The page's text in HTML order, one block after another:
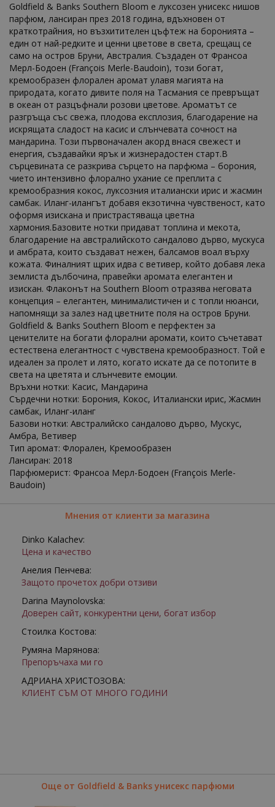
Goldfield & Banks Southern Bloom е луксозен унисекс нишов
парфюм, лансиран през 2018 година, вдъхновен от
краткотрайния, но възхитителен цъфтеж на боронията –
един от най-редките и ценни цветове в света, срещащ се
само на остров Бруни, Австралия. Създаден от Франсоа
Мерл-Бодоен (François Merle-Baudoin), този богат,
кремообразен флорален аромат улавя магията на
природата, когато дивите поля на Тасмания се превръщат
в океан от разцъфнали розови цветове. Ароматът се
разгръща със свежа, плодова експлозия, благодарение на
искрящата сладост на касис и слънчевата сочност на
мандарина. Този първоначален акорд внася свежест и
енергия, създавайки ярък и жизнерадостен старт.В
сърцевината се разкрива сърцето на парфюма – борония,
чието интензивно флорално ухание се преплита с
кремообразния кокос, луксозния италиански ирис и жасмин
самбак. Иланг-илангът добавя екзотична чувственост, като
оформя изискана и пристрастяваща цветна
хармония.Базовите нотки придават топлина и мекота,
благодарение на австралийското сандалово дърво, мускуса
и амбрата, които създават нежен, балсамов воал върху
кожата. Финалният щрих идва с ветивер, който добавя лека
землиста дълбочина, правейки аромата елегантен и
изискан. Флаконът на Southern Bloom отразява неговата
концепция – елегантен, минималистичен и с топли нюанси,
напомнящи за залез над цветните поля на остров Бруни.
Goldfield & Banks Southern Bloom е перфектен за
ценителите на богати флорални аромати, които съчетават
естествена елегантност с чувствена кремообразност. Той е
идеален за пролет и лято, когато искате да се потопите в
света на цветята и слънчевите емоции.
Връхни нотки: Касис, Мандарина
Сърдечни нотки: Борония, Кокос, Италиански ирис, Жасмин
самбак, Иланг-иланг
Базови нотки: Австралийско сандалово дърво, Мускус,
Амбра, Ветивер
Тип аромат: Флорален, Кремообразен
Лансиран: 2018
Парфюмерист: Франсоа Мерл-Бодоен (François Merle-
Baudoin)
Мнения от клиенти за магазина
Dinko Kalachev:
Цена и качество
Анелия Пенчева:
Защото прочетох добри отзиви
Darina Maynolovska:
Доверен сайт, конкурентни цени, богат избор
Стоилка Костова:
Румяна Марянова:
Препоръчаха ми го
АДРИАНА ХРИСТОЗОВА:
КЛИЕНТ СЪМ ОТ МНОГО ГОДИНИ
Още от Goldfield & Banks унисекс парфюми